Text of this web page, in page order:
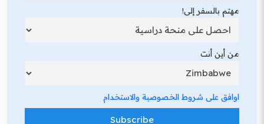
مهتم بالسفر إلى!
من أين أنت
اوافق على شروط الخصوصية والاستخدام